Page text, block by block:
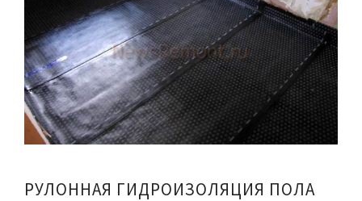
РУЛОННАЯ ГИДРОИЗОЛЯЦИЯ ПОЛА